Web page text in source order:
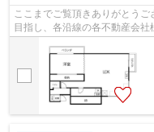
ここまでご覧頂きありがとう
目指し、各沿線の各不動産会